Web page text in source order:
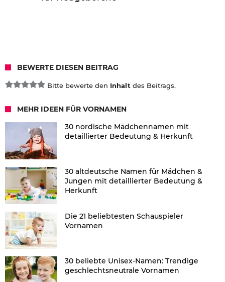
BEWERTE DIESEN BEITRAG
Bitte bewerte den Inhalt des Beitrags.
MEHR IDEEN FÜR VORNAMEN
30 nordische Mädchennamen mit
detaillierter Bedeutung & Herkunft
30 altdeutsche Namen für Mädchen &
Jungen mit detaillierter Bedeutung &
Herkunft
Die 21 beliebtesten Schauspieler
Vornamen
30 beliebte Unisex-Namen: Trendige
geschlechtsneutrale Vornamen